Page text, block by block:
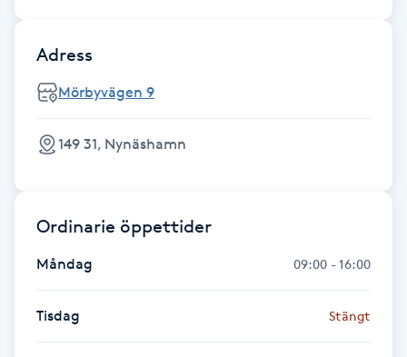
Hudvård
Hyaluronsyra
Hyperhidros
Hårborttagning
Hårbottenbehandling
Adress
Mörbyvägen 9
149 31, Nynäshamn
Ordinarie öppettider
Måndag 09:00 - 16:00
Tisdag Stängt